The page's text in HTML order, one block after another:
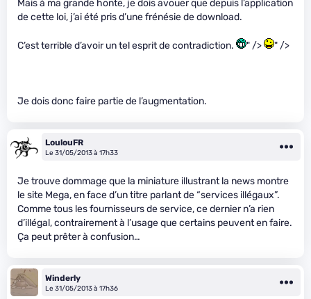
Mais à ma grande honte, je dois avouer que depuis l’application
de cette loi, j’ai été pris d’une frénésie de download.
C’est terrible d’avoir un tel esprit de contradiction. " /> " />
Je dois donc faire partie de l’augmentation.
LoulouFR
Le 31/05/2013 à 17h33
Je trouve dommage que la miniature illustrant la news montre
le site Mega, en face d’un titre parlant de “services illégaux”.
Comme tous les fournisseurs de service, ce dernier n’a rien
d’illégal, contrairement à l’usage que certains peuvent en faire.
Ça peut prêter à confusion…
Winderly
Le 31/05/2013 à 17h36